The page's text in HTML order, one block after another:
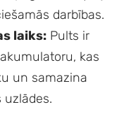
darbības.
laiks: Pults ir
kas
un samazina
uzlādes.